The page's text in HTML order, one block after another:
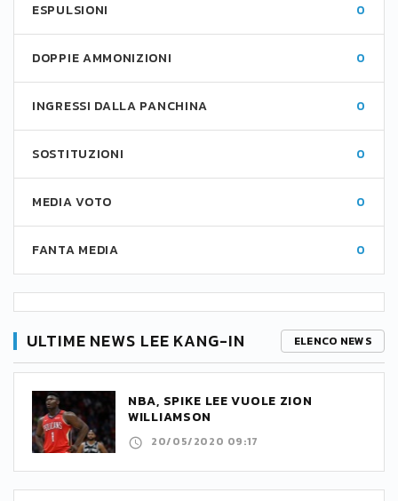
ESPULSIONI 0
DOPPIE AMMONIZIONI 0
INGRESSI DALLA PANCHINA 0
SOSTITUZIONI 0
MEDIA VOTO 0
FANTA MEDIA 0
ULTIME NEWS LEE KANG-IN ELENCO NEWS
NBA, SPIKE LEE VUOLE ZION
WILLIAMSON
20/05/2020 09:17